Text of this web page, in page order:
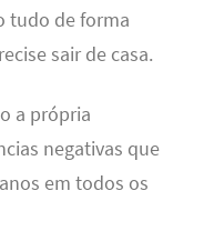
tudo de forma
sair de casa.
a própria
negativas que
em todos os